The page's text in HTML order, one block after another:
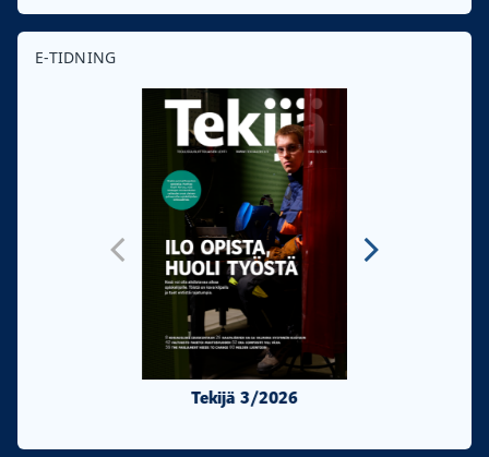
E-TIDNING
Tekijä 3/2026